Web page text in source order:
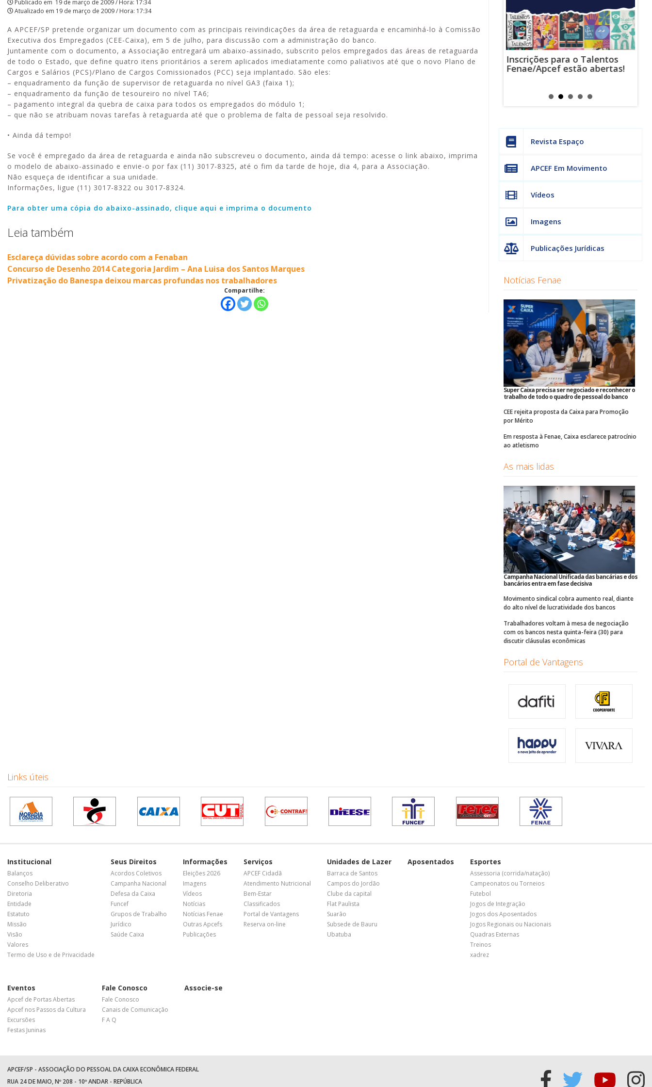
hoje,
dia
4
|
APCEF/SP
Publicado em 19 de março de 2009 / Hora: 17:34
Atualizado em 19 de março de 2009 / Hora: 17:34
A APCEF/SP pretende organizar um documento com as principais reivindicações da área de retaguarda e encaminhá-lo à Comissão
Executiva dos Empregados (CEE-Caixa), em 5 de julho, para discussão com a administração do banco.
Juntamente com o documento, a Associação entregará um abaixo-assinado, subscrito pelos empregados das áreas de retaguarda
de todo o Estado, que define quatro itens prioritários a serem aplicados imediatamente como paliativos até que o novo Plano de
Cargos e Salários (PCS)/Plano de Cargos Comissionados (PCC) seja implantado. São eles:
– enquadramento da função de supervisor de retaguarda no nível GA3 (faixa 1);
– enquadramento da função de tesoureiro no nível TA6;
– pagamento integral da quebra de caixa para todos os empregados do módulo 1;
– que não se atribuam novas tarefas à retaguarda até que o problema de falta de pessoal seja resolvido.
• Ainda dá tempo!
Se você é empregado da área de retaguarda e ainda não subscreveu o documento, ainda dá tempo: acesse o link abaixo, imprima
o modelo de abaixo-assinado e envie-o por fax (11) 3017-8325, até o fim da tarde de hoje, dia 4, para a Associação.
Não esqueça de identificar a sua unidade.
Informações, ligue (11) 3017-8322 ou 3017-8324.
Para obter uma cópia do abaixo-assinado, clique aqui e imprima o documento
Leia também
Esclareça dúvidas sobre acordo com a Fenaban
Concurso de Desenho 2014 Categoria Jardim – Ana Luisa dos Santos Marques
Privatização do Banespa deixou marcas profundas nos trabalhadores
Compartilhe:
Aproveite a parceria da Apcef
com o Sesi e invista em saúde
e momentos de lazer!
Alerta: golpistas usam
WhatsApp e e-mail para
Inscrições para o Talentos
Fenae/Apcef estão abertas!
Revista Espaço
APCEF Em Movimento
Vídeos
Imagens
Publicações Jurídicas
Notícias Fenae
Super Caixa precisa ser negociado e reconhecer o
trabalho de todo o quadro de pessoal do banco
CEE rejeita proposta da Caixa para Promoção
por Mérito
Em resposta à Fenae, Caixa esclarece patrocínio
ao atletismo
As mais lidas
Campanha Nacional Unificada das bancárias e dos
bancários entra em fase decisiva
Movimento sindical cobra aumento real, diante
do alto nível de lucratividade dos bancos
Trabalhadores voltam à mesa de negociação
com os bancos nesta quinta-feira (30) para
discutir cláusulas econômicas
Portal de Vantagens
Links úteis
Institucional
Balanços
Conselho Deliberativo
Diretoria
Entidade
Estatuto
Missão
Visão
Valores
Termo de Uso e de Privacidade
Seus Direitos
Acordos Coletivos
Campanha Nacional
Defesa da Caixa
Funcef
Grupos de Trabalho
Jurídico
Saúde Caixa
Informações
Eleições 2026
Imagens
Vídeos
Notícias
Notícias Fenae
Outras Apcefs
Publicações
Serviços
APCEF Cidadã
Atendimento Nutricional
Bem-Estar
Classificados
Portal de Vantagens
Reserva on-line
Unidades de Lazer
Barraca de Santos
Campos do Jordão
Clube da capital
Flat Paulista
Suarão
Subsede de Bauru
Ubatuba
Aposentados Esportes
Assessoria (corrida/natação)
Campeonatos ou Torneios
Futebol
Jogos de Integração
Jogos dos Aposentados
Jogos Regionais ou Nacionais
Quadras Externas
Treinos
xadrez
Eventos
Apcef de Portas Abertas
Apcef nos Passos da Cultura
Excursões
Festas Juninas
Fale Conosco
Fale Conosco
Canais de Comunicação
F A Q
Associe-se
APCEF/SP - ASSOCIAÇÃO DO PESSOAL DA CAIXA ECONÔMICA FEDERAL
RUA 24 DE MAIO, Nº 208 - 10º ANDAR - REPÚBLICA
Acessar
Acessar